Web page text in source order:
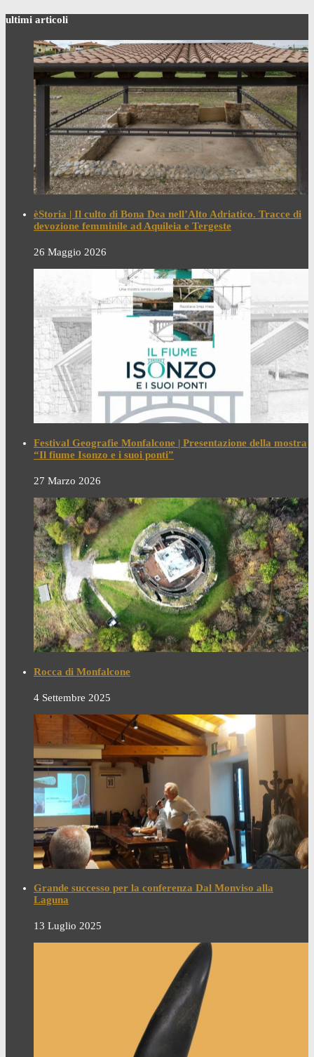
ultimi articoli
èStoria | Il culto di Bona Dea nell’Alto Adriatico. Tracce di
devozione femminile ad Aquileia e Tergeste
26 Maggio 2026
Festival Geografie Monfalcone | Presentazione della mostra
“Il fiume Isonzo e i suoi ponti”
27 Marzo 2026
Rocca di Monfalcone
4 Settembre 2025
Grande successo per la conferenza Dal Monviso alla
Laguna
13 Luglio 2025